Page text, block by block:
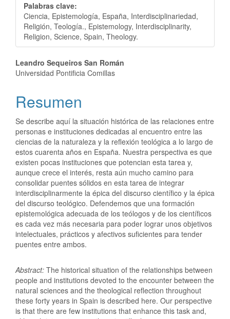
Palabras clave:
Ciencia, Epistemología, España, Interdisciplinariedad,
Religión, Teología., Epistemology, Interdisciplinarity,
Religion, Science, Spain, Theology.
Leandro Sequeiros San Román
Universidad Pontificia Comillas
Resumen
Se describe aquí la situación histórica de las relaciones entre
personas e instituciones dedicadas al encuentro entre las
ciencias de la naturaleza y la reflexión teológica a lo largo de
estos cuarenta años en España. Nuestra perspectiva es que
existen pocas instituciones que potencian esta tarea y,
aunque crece el interés, resta aún mucho camino para
consolidar puentes sólidos en esta tarea de integrar
interdisciplinarmente la épica del discurso científico y la épica
del discurso teológico. Defendemos que una formación
epistemológica adecuada de los teólogos y de los científicos
es cada vez más necesaria para poder lograr unos objetivos
intelectuales, prácticos y afectivos suficientes para tender
puentes entre ambos.
Abstract: The historical situation of the relationships between
people and institutions devoted to the encounter between the
natural sciences and the theological reflection throughout
these forty years in Spain is described here. Our perspective
is that there are few institutions that enhance this task and,